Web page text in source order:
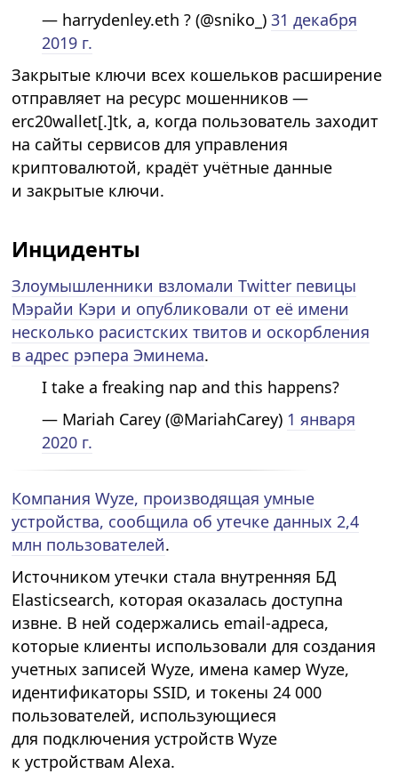
— harrydenley.eth ? (@sniko_)31 декабря
2019 г.
Закрытые ключи всех кошельков расширение
отправляет на ресурс мошенников —
erc20wallet[.]tk, а, когда пользователь заходит
на сайты сервисов для управления
криптовалютой, крадёт учётные данные
и закрытые ключи.
Инциденты
Злоумышленники взломали Twitter певицы
Мэрайи Кэри и опубликовали от её имени
несколько расистских твитов и оскорбления
в адрес рэпера Эминема.
I take a freaking nap and this happens?
— Mariah Carey (@MariahCarey) 1 января
2020 г.
Компания Wyze, производящая умные
устройства, сообщила об утечке данных 2,4
млн пользователей.
Источником утечки стала внутренняя БД
Elasticsearch, которая оказалась доступна
извне. В ней содержались email-адреса,
которые клиенты использовали для создания
учетных записей Wyze, имена камер Wyze,
идентификаторы SSID, и токены 24 000
пользователей, использующиеся
для подключения устройств Wyze
к устройствам Alexa.